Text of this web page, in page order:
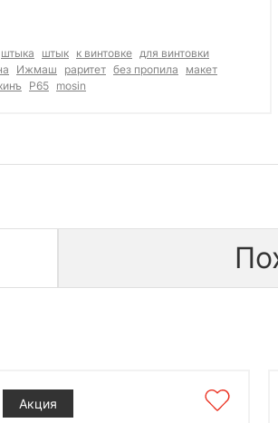
штыка штык к винтовке для винтовки
Ижмаш раритет без пропила
макет
Р65 mosin
Акция